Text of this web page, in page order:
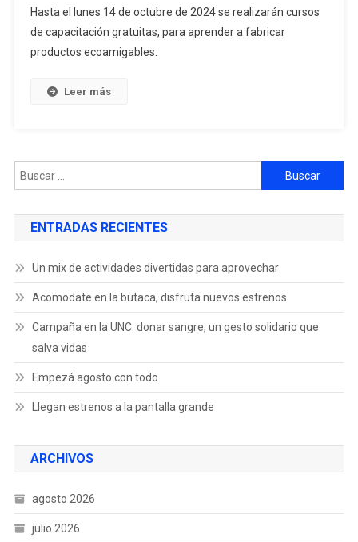
Hasta el lunes 14 de octubre de 2024 se realizarán cursos
de capacitación gratuitas, para aprender a fabricar
productos ecoamigables.
Leer más
ENTRADAS RECIENTES
Un mix de actividades divertidas para aprovechar
Acomodate en la butaca, disfruta nuevos estrenos
Campaña en la UNC: donar sangre, un gesto solidario que
salva vidas
Empezá agosto con todo
Llegan estrenos a la pantalla grande
ARCHIVOS
agosto 2026
julio 2026